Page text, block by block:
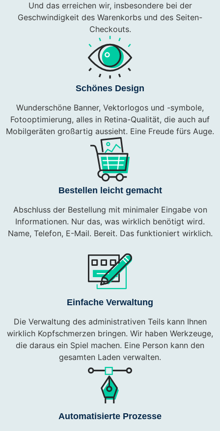
Und das erreichen wir, insbesondere bei der
Geschwindigkeit des Warenkorbs und des Seiten-
Checkouts.
Schönes Design
Wunderschöne Banner, Vektorlogos und -symbole,
Fotooptimierung, alles in Retina-Qualität, die auch auf
Mobilgeräten großartig aussieht. Eine Freude fürs Auge.
Bestellen leicht gemacht
Abschluss der Bestellung mit minimaler Eingabe von
Informationen. Nur das, was wirklich benötigt wird.
Name, Telefon, E-Mail. Bereit. Das funktioniert wirklich.
Einfache Verwaltung
Die Verwaltung des administrativen Teils kann Ihnen
wirklich Kopfschmerzen bringen. Wir haben Werkzeuge,
die daraus ein Spiel machen. Eine Person kann den
gesamten Laden verwalten.
Automatisierte Prozesse